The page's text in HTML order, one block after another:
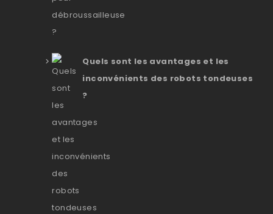
Quels sont les avantages et les
inconvénients des robots tondeuses
?